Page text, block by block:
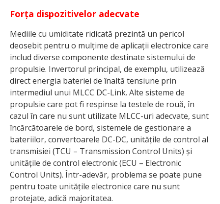
Forța dispozitivelor adecvate
Mediile cu umiditate ridicată prezintă un pericol
deosebit pentru o mulțime de aplicații electronice care
includ diverse componente destinate sistemului de
propulsie. Invertorul principal, de exemplu, utilizează
direct energia bateriei de înaltă tensiune prin
intermediul unui MLCC DC-Link. Alte sisteme de
propulsie care pot fi respinse la testele de rouă, în
cazul în care nu sunt utilizate MLCC-uri adecvate, sunt
încărcătoarele de bord, sistemele de gestionare a
bateriilor, convertoarele DC-DC, unitățile de control al
transmisiei (TCU – Transmission Control Units) și
unitățile de control electronic (ECU – Electronic
Control Units). Într-adevăr, problema se poate pune
pentru toate unitățile electronice care nu sunt
protejate, adică majoritatea.